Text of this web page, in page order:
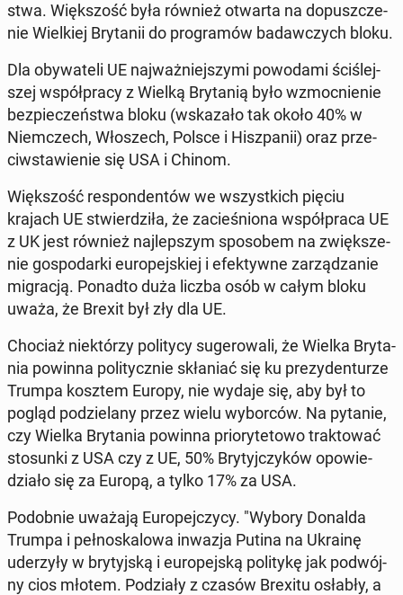
stwa. Więk­szość była również otwarta na do­pusz­cze­
nie Wiel­kiej Bry­ta­nii do pro­gra­mów ba­daw­czych bloku.
Dla oby­wa­te­li UE naj­waż­niej­szy­mi po­wo­da­mi ści­ślej­
szej współ­pra­cy z Wielką Bry­ta­nią było wzmoc­nie­nie
bez­pie­czeń­stwa bloku (wska­za­ło tak około 40% w
Niem­czech, Wło­szech, Polsce i Hisz­pa­nii) oraz prze­
ciw­sta­wie­nie się USA i Chinom.
Więk­szość re­spon­den­tów we wszyst­kich pięciu
krajach UE stwier­dzi­ła, że za­cie­śnio­na współ­pra­ca UE
z UK jest również naj­lep­szym spo­so­bem na zwięk­sze­
nie go­spo­dar­ki eu­ro­pej­skiej i efek­tyw­ne za­rzą­dza­nie
mi­gra­cją. Ponadto duża liczba osób w całym bloku
uważa, że ​​Bre­xit był zły dla UE.
Chociaż nie­któ­rzy po­li­ty­cy su­ge­ro­wa­li, że Wielka Bry­ta­
nia powinna po­li­tycz­nie skła­niać się ku pre­zy­den­tu­rze
Trumpa kosztem Europy, nie wydaje się, aby był to
pogląd po­dzie­la­ny przez wielu wy­bor­ców. Na pytanie,
czy Wielka Bry­ta­nia powinna prio­ry­te­to­wo trak­to­wać
sto­sun­ki z USA czy z UE, 50% Bry­tyj­czy­ków opo­wie­
dzia­ło się za Europą, a tylko 17% za USA.
Po­dob­nie uważają Eu­ro­pej­czy­cy. "Wybory Donalda
Trumpa i peł­no­ska­lo­wa inwazja Putina na Ukrainę
ude­rzy­ły w bry­tyj­ską i eu­ro­pej­ską po­li­ty­kę jak po­dwój­
ny cios młotem. Po­dzia­ły z czasów Brexitu osłabły, a